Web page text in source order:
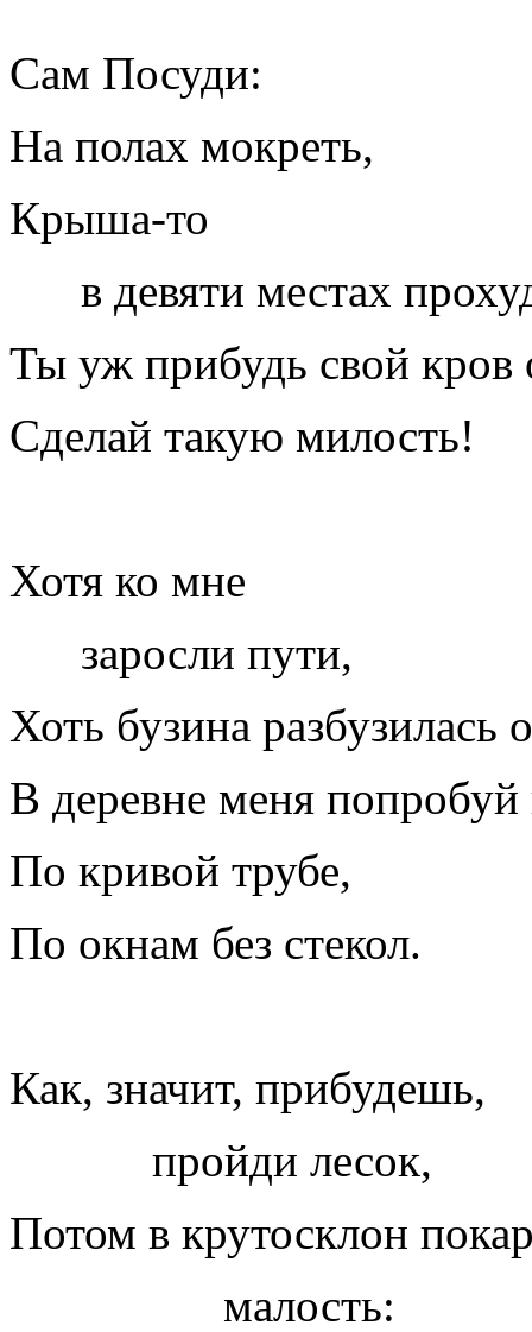
Сам Посуди:
На полах мокреть,
Крыша-то
в девяти местах
Ты уж прибудь свой кров
Сделай такую милость!
Хотя ко мне
заросли пути,
Хоть бузина разбузилась
В деревне меня попробуй
По кривой трубе,
По окнам без стекол.
Как, значит, прибудешь,
пройди лесок,
Потом в крутосклон
малость: